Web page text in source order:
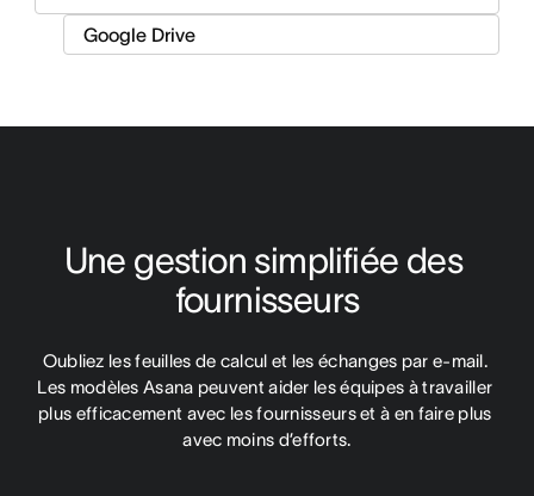
Une gestion simplifiée des
fournisseurs
Oubliez les feuilles de calcul et les échanges par e-mail.
Les modèles Asana peuvent aider les équipes à travailler
plus efficacement avec les fournisseurs et à en faire plus
avec moins d’efforts.